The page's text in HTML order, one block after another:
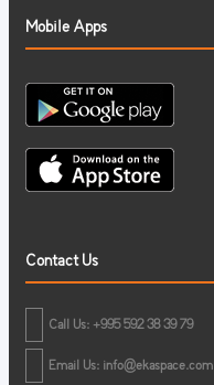
Mobile Apps
Contact Us
Call Us: +995 592 38 39 79
Email Us: info@ekaspace.com